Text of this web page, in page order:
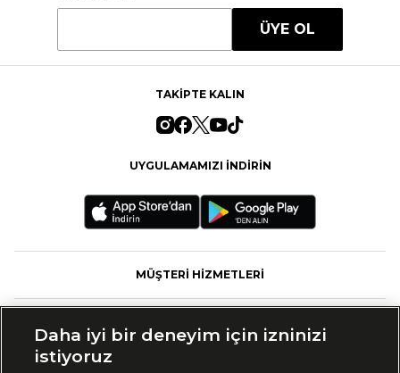
ÜYE OL
TAKİPTE KALIN
UYGULAMAMIZI İNDİRİN
MÜŞTERİ HİZMETLERİ
Daha iyi bir deneyim için izninizi
istiyoruz